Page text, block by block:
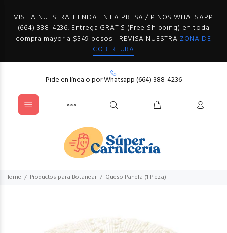
VISITA NUESTRA TIENDA EN LA PRESA / PINOS WHATSAPP
(664) 388-4236. Entrega GRATIS (Free Shipping) en toda
compra mayor a $349 pesos - REVISA NUESTRA ZONA DE
COBERTURA
Pide en línea o por Whatsapp (664) 388-4236
Home Productos para Botanear Queso Panela (1 Pieza)